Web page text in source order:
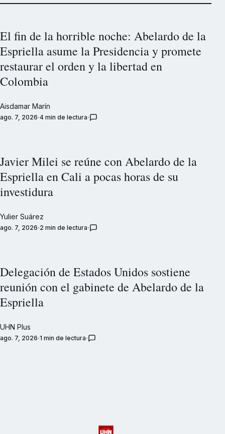
El fin de la horrible noche: Abelardo de la
Espriella asume la Presidencia y promete
restaurar el orden y la libertad en
Colombia
Aisdamar Marín
ago. 7, 2026 4 min de lectura
Javier Milei se reúne con Abelardo de la
Espriella en Cali a pocas horas de su
investidura
Yulier Suárez
ago. 7, 2026 2 min de lectura
Delegación de Estados Unidos sostiene
reunión con el gabinete de Abelardo de la
Espriella
UHN Plus
ago. 7, 2026 1 min de lectura